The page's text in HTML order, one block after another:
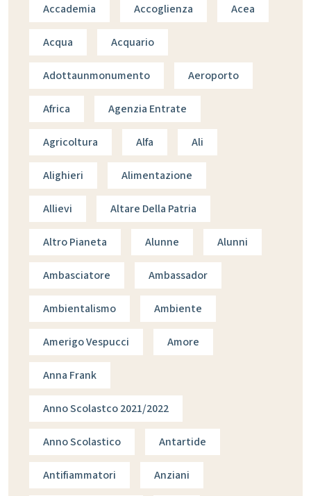
Accademia Accoglienza Acea
Acqua Acquario
Adottaunmonumento Aeroporto
Africa Agenzia Entrate
Agricoltura Alfa Ali
Alighieri Alimentazione
Allievi Altare Della Patria
Altro Pianeta Alunne Alunni
Ambasciatore Ambassador
Ambientalismo Ambiente
Amerigo Vespucci Amore
Anna Frank
Anno Scolastco 2021/2022
Anno Scolastico Antartide
Antifiammatori Anziani